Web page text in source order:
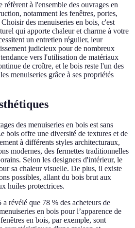
réfèrent à l'ensemble des ouvrages en
notamment les fenêtres, portes,
des menuiseries en bois, c'est
qui apporte chaleur et charme à votre
un entretien régulier, leur
judicieux pour de nombreux
vers l'utilisation de matériaux
de croître, et le bois reste l'un des
menuiseries grâce à ses propriétés
des menuiseries en bois est sans
bois offre une diversité de textures et de
à différents styles architecturaux,
modernes, des fermettes traditionnelles
Selon les designers d'intérieur, le
sa chaleur visuelle. De plus, il existe
possibles, allant du bois brut aux
huiles protectrices.
révélé que 78 % des acheteurs de
en bois pour l’apparence de
en bois, par exemple, sont